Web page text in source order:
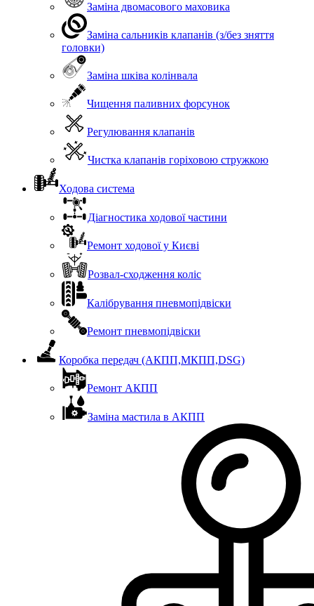
Заміна двомасового маховика
Заміна сальників клапанів (з/без зняття
головки)
Заміна шківа колінвала
Чищення паливних форсунок
Регулювання клапанів
Чистка клапанів горіховою стружкою
Ходова система
Діагностика ходової частини
Ремонт ходової у Києві
Розвал-сходження коліс
Калібрування пневмопідвіски
Ремонт пневмопідвіски
Коробка передач (АКПП,МКПП,DSG)
Ремонт АКПП
Заміна мастила в АКПП